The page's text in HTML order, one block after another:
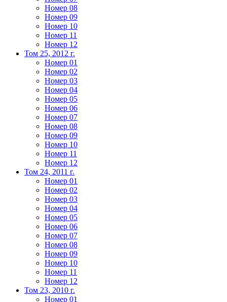
Номер 08
Номер 09
Номер 10
Номер 11
Номер 12
Том 25, 2012 г.
Номер 01
Номер 02
Номер 03
Номер 04
Номер 05
Номер 06
Номер 07
Номер 08
Номер 09
Номер 10
Номер 11
Номер 12
Том 24, 2011 г.
Номер 01
Номер 02
Номер 03
Номер 04
Номер 05
Номер 06
Номер 07
Номер 08
Номер 09
Номер 10
Номер 11
Номер 12
Том 23, 2010 г.
Номер 01